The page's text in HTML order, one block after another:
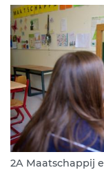
2A Maatschappij